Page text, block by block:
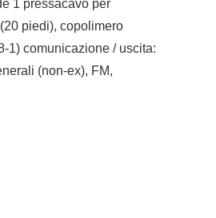
1 pressacavo per
piedi), copolimero
1) comunicazione / uscita:
(non-ex), FM,